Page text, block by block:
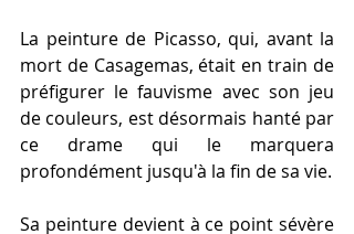
La peinture de Picasso, qui, avant la
mort de Casagemas, était en train de
préfigurer le fauvisme avec son jeu
de couleurs, est désormais hanté par
ce drame qui le marquera
Sa peinture devient à ce point sévère